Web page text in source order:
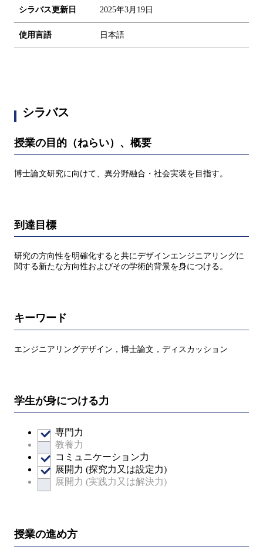
シラバス更新日 2025年3月19日
使用言語 日本語
シラバス
授業の目的（ねらい）、概要
博士論文研究に向けて、異分野融合・社会実装を目指す。
到達目標
研究の方向性を明確化すると共にデザインエンジニアリングに
関する新たな方向性およびその学術的背景を身につける。
キーワード
エンジニアリングデザイン，博士論文，ディスカッション
学生が身につける力
専門力
教養力
コミュニケーション力
展開力 (探究力又は設定力)
展開力 (実践力又は解決力)
授業の進め方